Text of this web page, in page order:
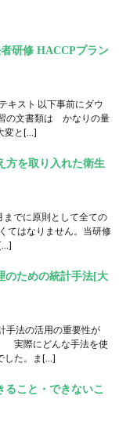
研修 HACCPプラン
キスト 以下事前にダウ
の文書類は かなりの量
変と[…]
方を取り入れた衛生
でに原則として全ての
てはなりません。当研修
のための統計手法[大
法の活用の重要性が
実際にどんな手法を使
した。ま[…]
ること・できないこ